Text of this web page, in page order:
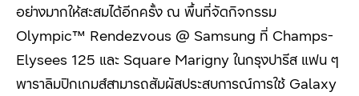
อย่างมากให้สะสมได้อีกครั้ง ณ พื้นที่จัดกิจกรรม
Olympic™ Rendezvous @ Samsung ที่ Champs-
Elysees 125 และ Square Marigny ในกรุงปารีส แฟน ๆ
พาราลิมปิกเกมส์สามารถสัมผัสประสบการณ์การใช้ Galaxy